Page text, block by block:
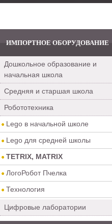
ИМПОРТНОЕ ОБОРУДОВАНИЕ
Дошкольное образование и
начальная школа
Средняя и старшая школа
Робототехника
Lego в начальной школе
Lego для средней школы
TETRIX, MATRIX
ЛогоРобот Пчелка
Технология
Цифровые лаборатории